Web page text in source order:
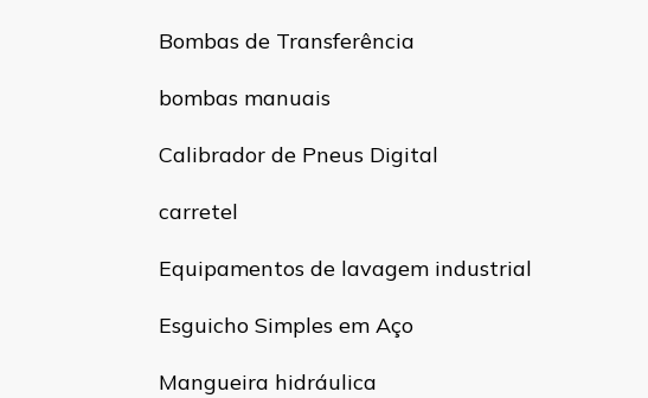
Bombas de Transferência
bombas manuais
Calibrador de Pneus Digital
carretel
Equipamentos de lavagem industrial
Esguicho Simples em Aço
Mangueira hidráulica